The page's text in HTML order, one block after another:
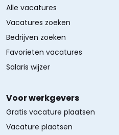
Alle vacatures
Vacatures zoeken
Bedrijven zoeken
Favorieten vacatures
Salaris wijzer
Voor werkgevers
Gratis vacature plaatsen
Vacature plaatsen